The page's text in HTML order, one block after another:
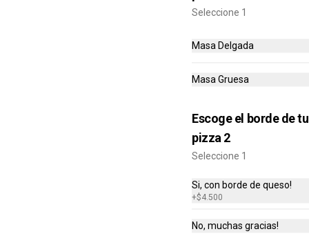
Pizza Mediana
$22.900$38.500
Pizza Mediana +
Pizza mediana (6 porciones) 1
Seleccione 1
Masa Delgada
Masa Gruesa
Escoge el borde de tu
pizza 2
Seleccione 1
Si, con borde de queso!
+$4.500
No, muchas gracias!